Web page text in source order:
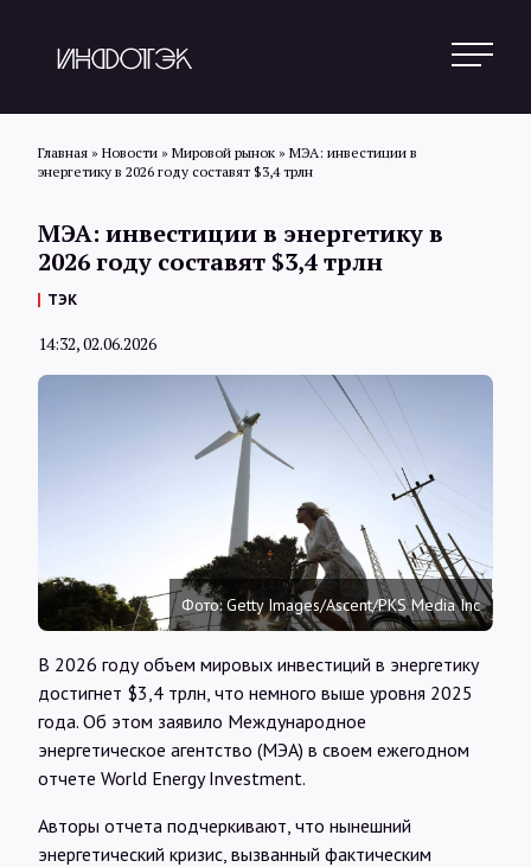
Статьи
Обзоры
Интервью
Карты
О нас
@Infotek_Russia
Главная » Новости » Мировой рынок » МЭА: инвестиции в
энергетику в 2026 году составят $3,4 трлн
МЭА: инвестиции в энергетику в
2026 году составят $3,4 трлн
ТЭК
14:32, 02.06.2026
Фото: Getty Images/Ascent/PKS Media Inc
В 2026 году объем мировых инвестиций в энергетику
достигнет $3,4 трлн, что немного выше уровня 2025
года. Об этом заявило Международное
энергетическое агентство (МЭА) в своем ежегодном
отчете World Energy Investment.
Авторы отчета подчеркивают, что нынешний
энергетический кризис, вызванный фактическим